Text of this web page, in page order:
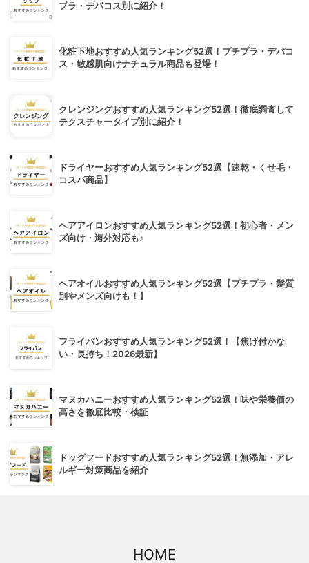
プラ・デパコス別に紹介！
化粧下地おすすめ人気ランキング52選！プチプラ・デパコ
ス・敏感肌向けナチュラル商品も登場！
クレンジングおすすめ人気ランキング52選！徹底調査して
テクスチャータイプ別に紹介！
ドライヤーおすすめ人気ランキング52選【速乾・くせ毛・
コスパ商品】
ヘアアイロンおすすめ人気ランキング52選！初心者・メン
ズ向け・海外対応も♪
ヘアオイルおすすめ人気ランキング52選【プチプラ・髪質
別やメンズ向けも！】
フライパンおすすめ人気ランキング52選！【焦げ付かな
い・長持ち！2026最新】
マヌカハニーおすすめ人気ランキング52選！味や栄養価の
高さを徹底比較・検証
ドッグフードおすすめ人気ランキング52選！無添加・アレ
ルギー対策商品を紹介
HOME